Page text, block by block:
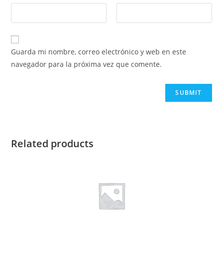
Guarda mi nombre, correo electrónico y web en este
navegador para la próxima vez que comente.
Related products